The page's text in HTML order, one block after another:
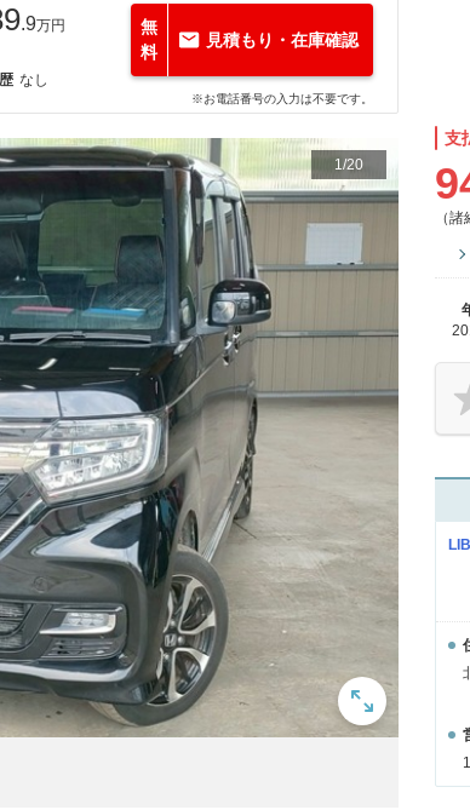
.9万円
なし
無
料
見積もり・在庫確認
※お電話番号の入力は不要です。
1/20
支
（